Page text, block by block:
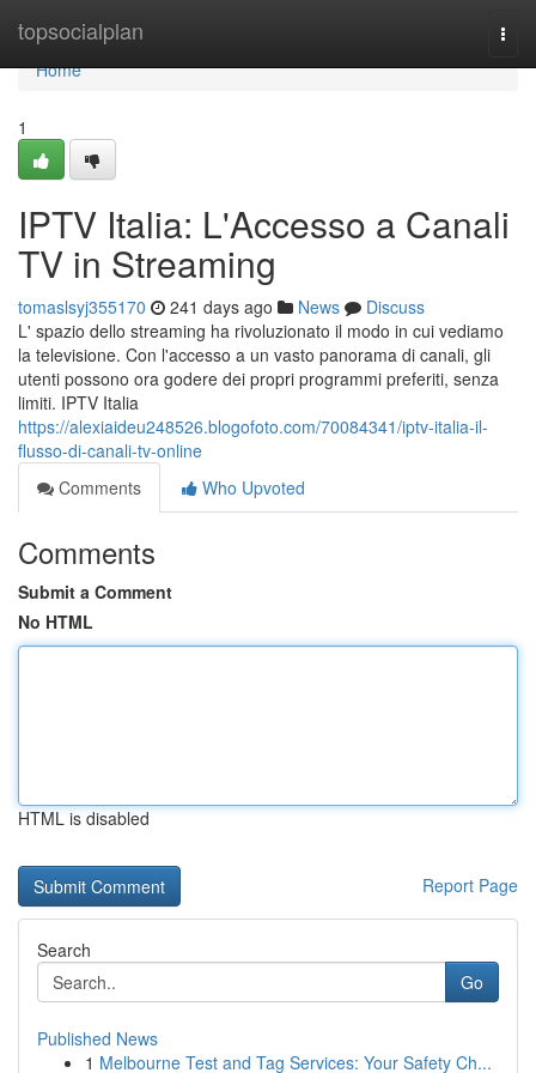
topsocialplan
Home
Home
1
IPTV Italia: L'Accesso a Canali
TV in Streaming
tomaslsyj355170 241 days ago News
Discuss
L' spazio dello streaming ha rivoluzionato il modo in cui vediamo
la televisione. Con l'accesso a un vasto panorama di canali, gli
utenti possono ora godere dei propri programmi preferiti, senza
limiti. IPTV Italia
https://alexiaideu248526.blogofoto.com/70084341/iptv-italia-il-
flusso-di-canali-tv-online
Comments
Who Upvoted
Comments
Submit a Comment
No HTML
HTML is disabled
Report Page
Search
Go
Published News
1 Melbourne Test and Tag Services: Your Safety Ch...